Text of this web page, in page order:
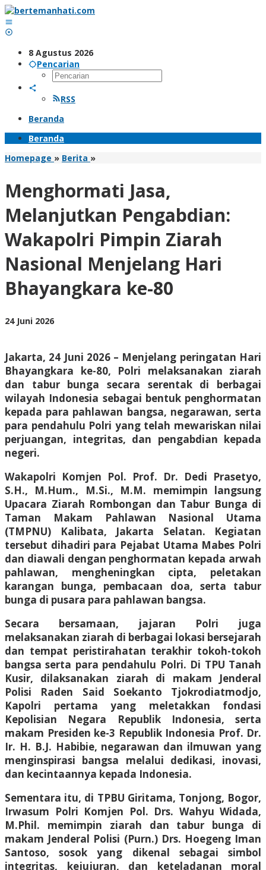
Lewati
ke
konten
8 Agustus 2026
Pencarian
RSS
Beranda
Beranda
Homepage » Berita »Menghormati
Pengabdian:
Wakapolri
Pimpin
Ziarah
Nasional
Menjelang
Hari
Bhayangkara
80
Menghormati Jasa,
Melanjutkan Pengabdian:
Wakapolri Pimpin Ziarah
Nasional Menjelang Hari
Bhayangkara ke-80
24 Juni 2026oleh
Jakarta, 24 Juni 2026 – Menjelang peringatan Hari
Bhayangkara ke-80, Polri melaksanakan ziarah
dan tabur bunga secara serentak di berbagai
wilayah Indonesia sebagai bentuk penghormatan
kepada para pahlawan bangsa, negarawan, serta
para pendahulu Polri yang telah mewariskan nilai
perjuangan, integritas, dan pengabdian kepada
negeri.
Wakapolri Komjen Pol. Prof. Dr. Dedi Prasetyo,
S.H., M.Hum., M.Si., M.M. memimpin langsung
Upacara Ziarah Rombongan dan Tabur Bunga di
Taman Makam Pahlawan Nasional Utama
(TMPNU) Kalibata, Jakarta Selatan. Kegiatan
tersebut dihadiri para Pejabat Utama Mabes Polri
dan diawali dengan penghormatan kepada arwah
pahlawan, mengheningkan cipta, peletakan
karangan bunga, pembacaan doa, serta tabur
bunga di pusara para pahlawan bangsa.
Secara bersamaan, jajaran Polri juga
melaksanakan ziarah di berbagai lokasi bersejarah
dan tempat peristirahatan terakhir tokoh-tokoh
bangsa serta para pendahulu Polri. Di TPU Tanah
Kusir, dilaksanakan ziarah di makam Jenderal
Polisi Raden Said Soekanto Tjokrodiatmodjo,
Kapolri pertama yang meletakkan fondasi
Kepolisian Negara Republik Indonesia, serta
makam Presiden ke-3 Republik Indonesia Prof. Dr.
Ir. H. B.J. Habibie, negarawan dan ilmuwan yang
menginspirasi bangsa melalui dedikasi, inovasi,
dan kecintaannya kepada Indonesia.
Sementara itu, di TPBU Giritama, Tonjong, Bogor,
Irwasum Polri Komjen Pol. Drs. Wahyu Widada,
M.Phil. memimpin ziarah dan tabur bunga di
makam Jenderal Polisi (Purn.) Drs. Hoegeng Iman
Santoso, sosok yang dikenal sebagai simbol
integritas, kejujuran, dan keteladanan moral